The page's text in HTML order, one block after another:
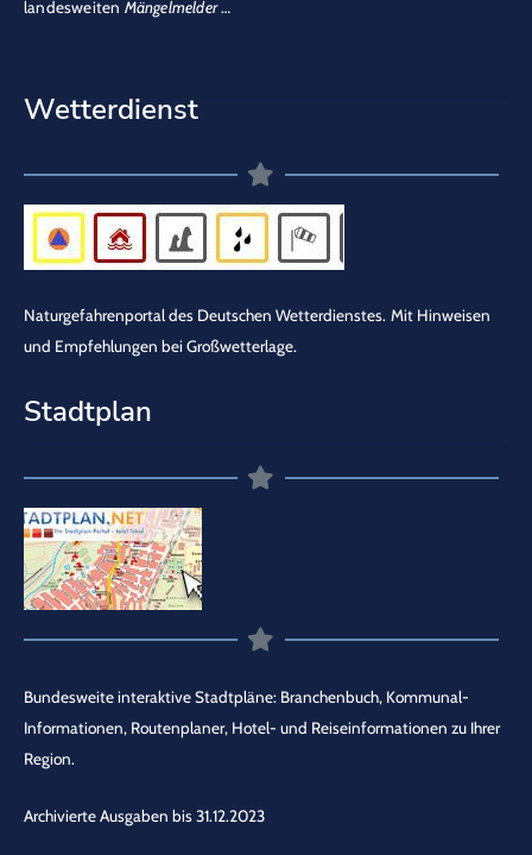
landesweiten Mängelmelder…
Wetterdienst
Naturgefahrenportal des Deutschen Wetterdienstes. Mit Hinweisen
und Empfehlungen bei Großwetterlage.
Stadtplan
Bundesweite interaktive Stadtpläne: Branchenbuch, Kommunal-
Informationen, Routenplaner, Hotel- und Reiseinformationen zu Ihrer
Region.
Archivierte Ausgaben bis 31.12.2023